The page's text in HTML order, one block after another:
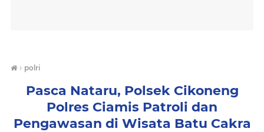
› polri
Pasca Nataru, Polsek Cikoneng
Polres Ciamis Patroli dan
Pengawasan di Wisata Batu Cakra